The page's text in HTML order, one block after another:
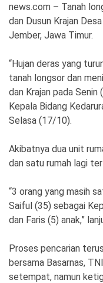
Teknologi
SosBud
Sosial Budaya
Wisata
Ekonomi
Indeks Birokrasi
news.com – Tanah
dan Dusun Krajan
Jember, Jawa Timur.
“Hujan deras yang
tanah longsor dan
dan Krajan pada
Kepala Bidang
Selasa (17/10).
Akibatnya dua unit
dan satu rumah lagi
“3 orang yang masih
Saiful (35) sebagai
dan Faris (5) anak,”
Proses pencarian
bersama Basarnas,
setempat, namun